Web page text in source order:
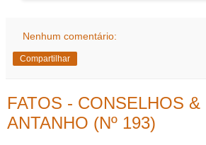
Nenhum comentário:
Compartilhar
FATOS - CONSELHOS &
ANTANHO (Nº 193)